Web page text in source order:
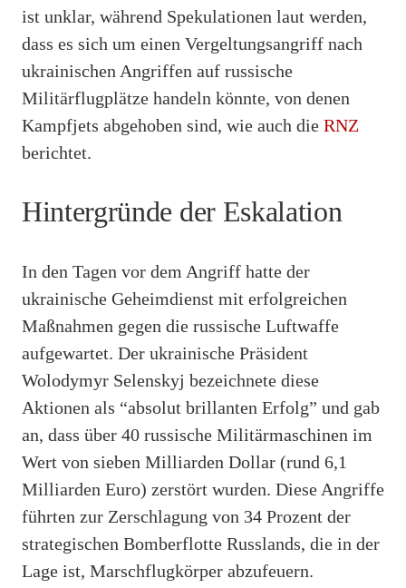
ist unklar, während Spekulationen laut werden,
dass es sich um einen Vergeltungsangriff nach
ukrainischen Angriffen auf russische
Militärflugplätze handeln könnte, von denen
Kampfjets abgehoben sind, wie auch die RNZ
berichtet.
Hintergründe der Eskalation
In den Tagen vor dem Angriff hatte der
ukrainische Geheimdienst mit erfolgreichen
Maßnahmen gegen die russische Luftwaffe
aufgewartet. Der ukrainische Präsident
Wolodymyr Selenskyj bezeichnete diese
Aktionen als “absolut brillanten Erfolg” und gab
an, dass über 40 russische Militärmaschinen im
Wert von sieben Milliarden Dollar (rund 6,1
Milliarden Euro) zerstört wurden. Diese Angriffe
führten zur Zerschlagung von 34 Prozent der
strategischen Bomberflotte Russlands, die in der
Lage ist, Marschflugkörper abzufeuern.